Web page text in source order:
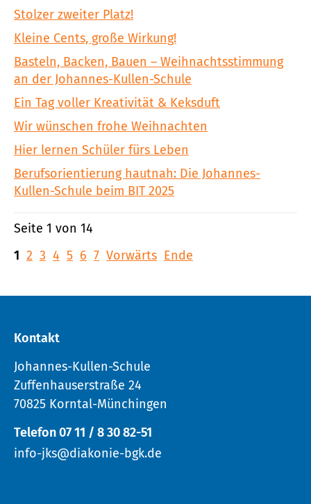
Stolzer zweiter Platz!
Kleine Cents, große Wirkung!
Basteln, Backen, Bauen – Weihnachtsstimmung
an der Johannes-Kullen-Schule
Ein Tag voller Kreativität & Keksduft
Wir wünschen frohe Weihnachten
Hier lernen Schüler fürs Leben
Berufsorientierung hautnah: Die Johannes-
Kullen-Schule beim BIT 2025
Seite 1 von 14
1 2 3 4 5 6 7 Vorwärts Ende
Kontakt
Johannes-Kullen-Schule
Zuffenhauserstraße 24
70825 Korntal-Münchingen
Telefon 07 11 / 8 30 82-51
info-jks@diakonie-bgk.de